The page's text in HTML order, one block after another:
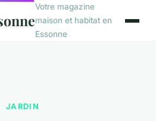
Votre magazine
maison et habitat en
Essonne
JARDIN